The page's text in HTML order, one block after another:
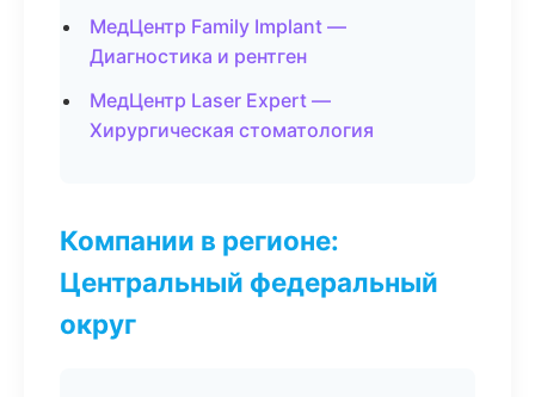
МедЦентр Family Implant —
Диагностика и рентген
МедЦентр Laser Expert —
Хирургическая стоматология
Компании в регионе:
Центральный федеральный
округ